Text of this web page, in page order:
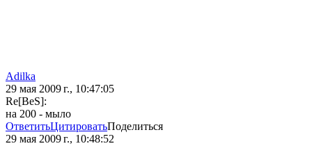
Adilka
29 мая 2009 г., 10:47:05
Re[BeS]:
на 200 - мыло
ОтветитьЦитироватьПоделиться
29 мая 2009 г., 10:48:52